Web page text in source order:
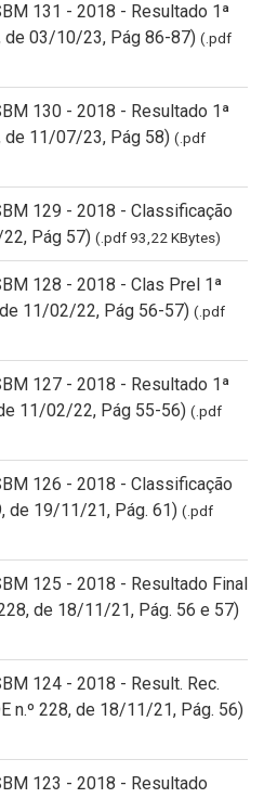
131 - 2018 - Resultado 1ª
de 03/10/23, Pág 86-87) (.pdf
130 - 2018 - Resultado 1ª
de 11/07/23, Pág 58) (.pdf
129 - 2018 - Classificação
Pág 57) (.pdf 93,22 KBytes)
128 - 2018 - Clas Prel 1ª
11/02/22, Pág 56-57) (.pdf
127 - 2018 - Resultado 1ª
11/02/22, Pág 55-56) (.pdf
126 - 2018 - Classificação
de 19/11/21, Pág. 61) (.pdf
125 - 2018 - Resultado Final
de 18/11/21, Pág. 56 e 57)
124 - 2018 - Result. Rec.
n.º 228, de 18/11/21, Pág. 56)
123 - 2018 - Resultado